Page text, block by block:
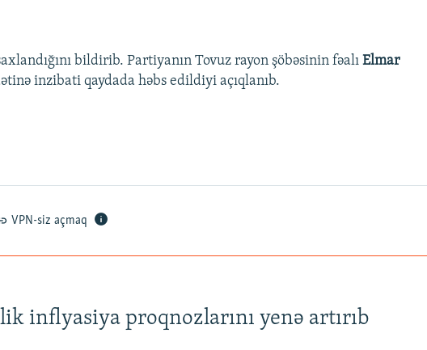
bildirib. Partiyanın Tovuz rayon şöbəsinin fəalı Elmar
inzibati qaydada həbs edildiyi açıqlanıb.
VPN-siz açmaq
inflyasiya proqnozlarını yenə artırıb